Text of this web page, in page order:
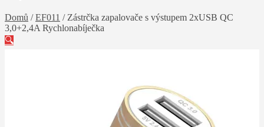
Domů /EF011 / Zástrčka zapalovače s výstupem 2xUSB QC
3,0+2,4A Rychlonabíječka
🔍